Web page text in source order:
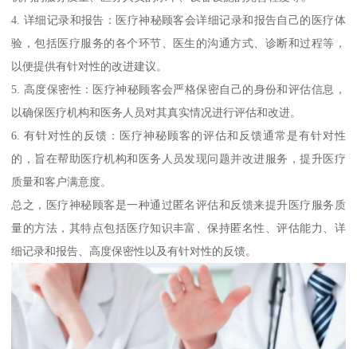
4. 详细记录和报告：医疗神秘顾客会详细记录和报告自己的医疗体
验，包括医疗服务的各个环节、医生的沟通方式、诊断和过程等，
以便提供有针对性的改进建议。
5. 高度保密性：医疗神秘顾客会严格保密自己的身份和评估信息，
以确保医疗机构和医务人员对其真实情况进行评估和改进。
6. 有针对性的反馈：医疗神秘顾客的评估和反馈通常是有针对性
的，旨在帮助医疗机构和医务人员发现问题并改进服务，提升医疗
质量和客户满意度。
总之，医疗神秘顾客是一种通过匿名评估和反馈来提升医疗服务质
量的方法，其特点包括医疗知识丰富、保持匿名性、评估能力、详
细记录和报告、高度保密性以及有针对性的反馈。